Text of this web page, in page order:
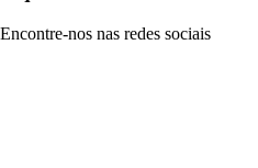
Encontre-nos nas redes sociais